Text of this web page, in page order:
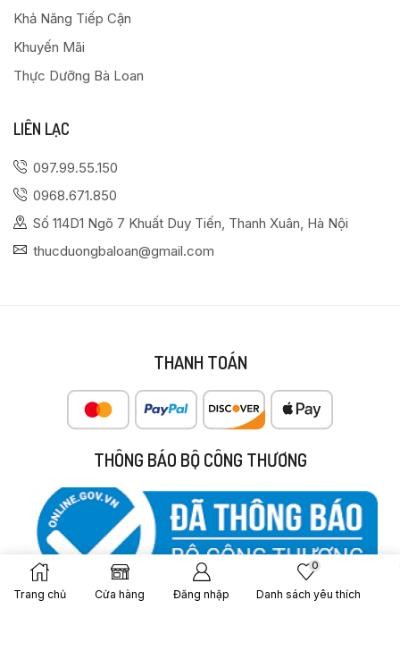
Trang chủ Cửa hàng Đăng nhập
0
Danh sách yêu thích
Khả Năng Tiếp Cận
Khuyến Mãi
Thực Dưỡng Bà Loan
LIÊN LẠC
097.99.55.150
0968.671.850
Số 114D1 Ngõ 7 Khuất Duy Tiến, Thanh Xuân, Hà Nội
thucduongbaloan@gmail.com
THANH TOÁN
THÔNG BÁO BỘ CÔNG THƯƠNG
MẠNG XÃ HỘI